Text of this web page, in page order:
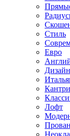
Стиль
Евро
Кантри
Лофт